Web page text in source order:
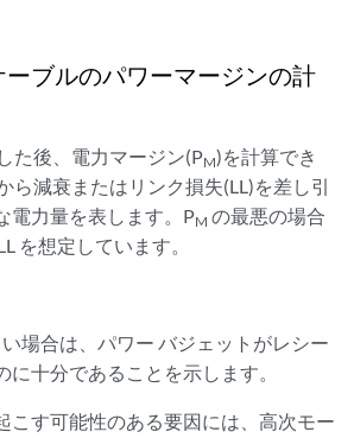
ブルのパワーマージンの計
た後、電力マージン(PM)を計算でき
ら減衰またはリンク損失(LL)を差し引
電力量を表します。PM の最悪の場合
を想定しています。
場合は、パワー バジェットがレシー
十分であることを示します。
こす可能性のある要因には、高次モー